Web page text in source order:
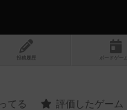
投稿履歴 ボ ドゲ ーム
てる 評価したゲーム